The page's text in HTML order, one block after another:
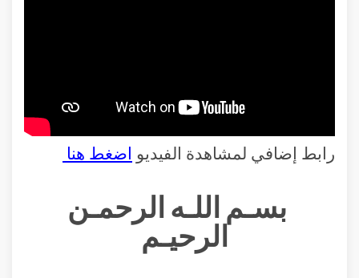
رابط إضافي لمشاهدة الفيديو اضغط هنا
بسـم اللـه الرحمـن
الرحيـم